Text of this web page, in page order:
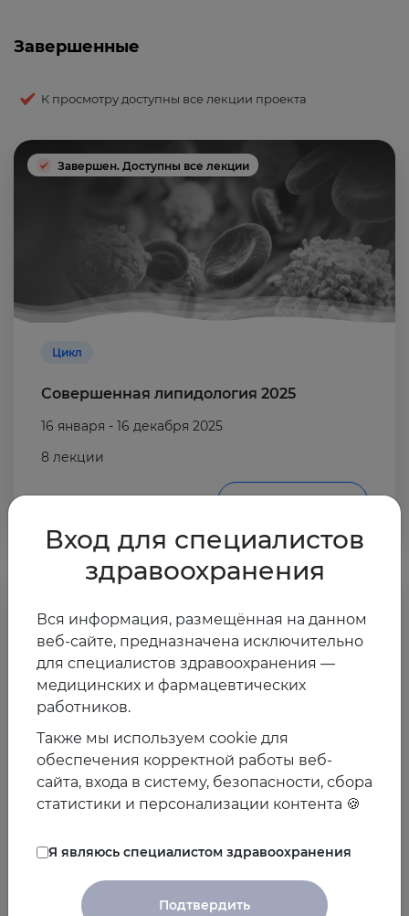
Завершенные
К просмотру доступны все лекции проекта
Цикл
Совершенная липидология 2025
16 января - 16 декабря 2025
8 лекции
Завершен. Доступны все лекции
Цикл
антикоагулянтных решений
8 лекции
Вход для специалистов
здравоохранения
Вся информация, размещённая на данном
веб-сайте, предназначена исключительно
для специалистов здравоохранения —
медицинских и фармацевтических
работников.
Также мы используем cookie для
обеспечения корректной работы веб-
сайта, входа в систему, безопасности, сбора
статистики и персонализации контента 🍪
Я являюсь специалистом здравоохранения
Подтвердить